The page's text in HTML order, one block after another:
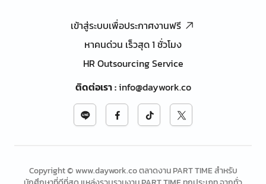
เข้าสู่ระบบเพื่อประกาศงานฟรี
หาคนด่วน เร็วสุด 1 ชั่วโมง
HR Outsourcing Service
ติดต่อเรา:info@daywork.co
Copyright © www.daywork.co ตลาดงาน PART TIME สำหรับ